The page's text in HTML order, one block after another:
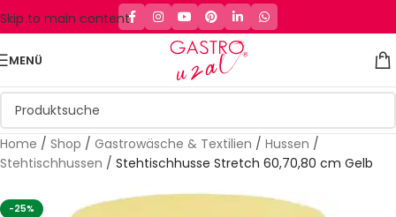
Skip to main content
MENÜ
Home / Shop / Gastrowäsche & Textilien / Hussen /
Stehtischhussen / Stehtischhusse Stretch 60,70,80 cm Gelb
-25%